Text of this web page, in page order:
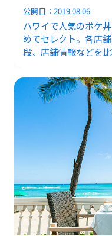
公開日：2019.08.06
ハワイで人気のポケ
めてセレクト。各店
段、店舗情報などを比